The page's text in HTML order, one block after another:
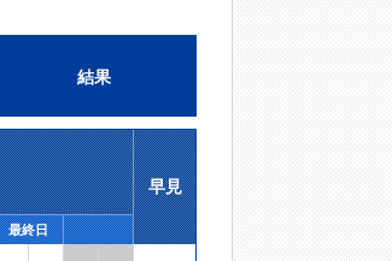
結果
早見
最終日